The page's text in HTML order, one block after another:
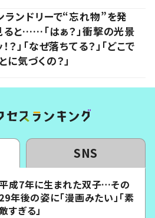
ランドリーで“忘れ物”を発
ると……「はぁ？」衝撃の光景
？」「なぜ落ちてる？」「どこで
に気づくの？」
SNS
成7年に生まれた双子…その
29年後の姿に「漫画みたい」「素
すぎる」